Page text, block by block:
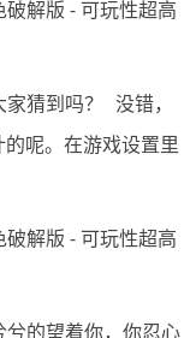
猜到吗？
没错，
呢。在游戏设置里
的望着你，你忍心